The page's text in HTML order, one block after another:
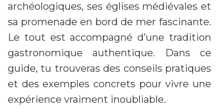
archéologiques, ses églises médiévales et
sa promenade en bord de mer fascinante.
Le tout est accompagné d’une tradition
gastronomique authentique. Dans ce
guide, tu trouveras des conseils pratiques
et des exemples concrets pour vivre une
expérience vraiment inoubliable.